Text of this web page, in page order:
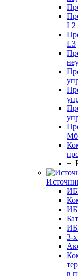
L2
L3
+
3-
в